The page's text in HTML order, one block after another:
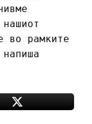
во рамките